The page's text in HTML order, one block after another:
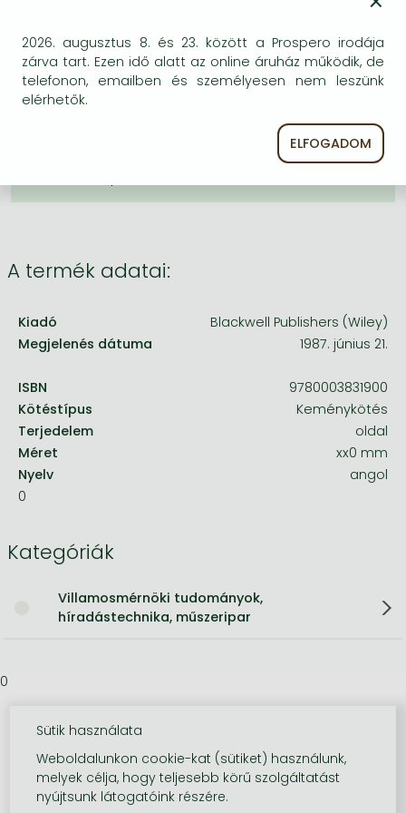
Bleach manga
One-Punch Man manga
BESZEREZHETŐSÉG
A kiadónál véglegesen elfogyott, nem rendelhető.
Érdemes újra keresni a címmel, hátha van újabb
A termék adatai:
Kiadó
Blackwell Publishers (Wiley)
Megjelenés dátuma
1987. június 21.
ISBN
9780003831900
Kötéstípus
Keménykötés
Terjedelem
oldal
Méret
xx0 mm
Nyelv
angol
0
Kategóriák
Villamosmérnöki tudományok,
híradástechnika, műszeripar
0
2026. augusztus 8. és 23. között a Prospero irodája
zárva tart. Ezen idő alatt az online áruház működik, de
telefonon, emailben és személyesen nem leszünk
elérhetők.
ELFOGADOM
Sütik használata
Weboldalunkon cookie-kat (sütiket) használunk,
melyek célja, hogy teljesebb körű szolgáltatást
nyújtsunk látogatóink részére.